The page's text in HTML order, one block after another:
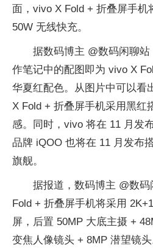
面，vivo X Fold + 折叠屏手机
50W 无线快充。
据数码博主 @数码闲聊
作笔记中的配图即为 vivo X
华夏红配色。从图片中可以看
X Fold + 折叠屏手机采用黑红
感。同时，vivo 将在 11 月发
品牌 iQOO 也将在 11 月发布
旗舰。
据报道，数码博主 @数
Fold + 折叠屏手机将采用
屏，后置 50MP 大底主摄 +
变焦人像镜头 + 8MP 潜望镜头